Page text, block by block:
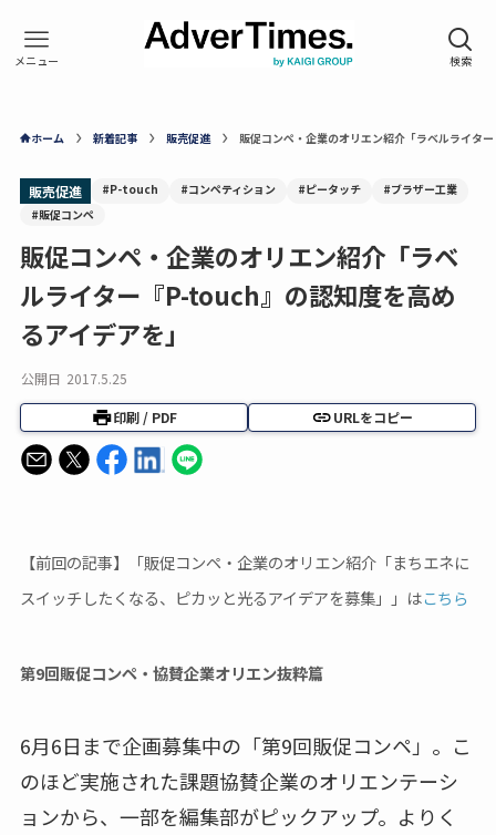
ホーム 新着記事 販売促進 販促コンペ・企業のオリエン紹介「ラベルライ
販売促進 #P-touch #コンペティション #ピータッチ
#ブラザー工業
#販促コンペ
販促コンペ・企業のオリエン紹介「ラベ
ルライター『P-touch』の認知度を高め
るアイデアを」
公開日 2017.5.25
印刷 / PDF URLをコピー
【前回の記事】「販促コンペ・企業のオリエン紹介「まちエネに
スイッチしたくなる、ピカッと光るアイデアを募集」」はこちら
第9回販促コンペ・協賛企業オリエン抜粋篇
6月6日まで企画募集中の「第9回販促コンペ」。こ
のほど実施された課題協賛企業のオリエンテーシ
ョンから、一部を編集部がピックアップ。よりく